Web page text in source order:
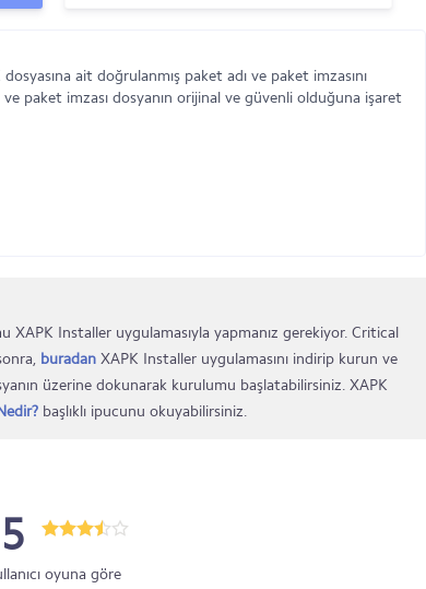
ait doğrulanmış paket adı ve paket imzasını
paket imzası dosyanın orijinal ve güvenli olduğuna işaret
Installer uygulamasıyla yapmanız gerekiyor. Critical
buradan XAPK Installer uygulamasını indirip kurun ve
üzerine dokunarak kurulumu başlatabilirsiniz. XAPK
başlıklı ipucunu okuyabilirsiniz.
oyuna göre